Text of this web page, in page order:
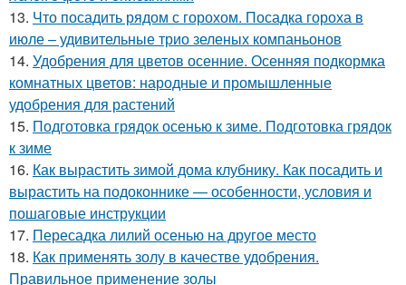
13. Что посадить рядом с горохом. Посадка гороха в
июле – удивительные трио зеленых компаньонов
14. Удобрения для цветов осенние. Осенняя подкормка
комнатных цветов: народные и промышленные
удобрения для растений
15. Подготовка грядок осенью к зиме. Подготовка грядок
к зиме
16. Как вырастить зимой дома клубнику. Как посадить и
вырастить на подоконнике — особенности, условия и
пошаговые инструкции
17. Пересадка лилий осенью на другое место
18. Как применять золу в качестве удобрения.
Правильное применение золы